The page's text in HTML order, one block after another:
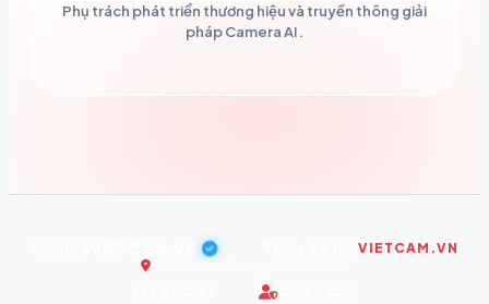
Phụ trách phát triển thương hiệu và truyền thông giải
pháp Camera AI.
VIETCAM.VN
Trụ sở: Bình Dương, Hồ Chí Minh
CHÍNH CHỦ